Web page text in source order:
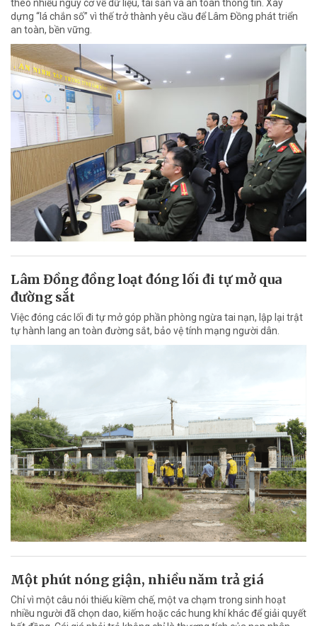
theo nhiều nguy cơ về dữ liệu, tài sản và an toàn thông tin. Xây
dựng “lá chắn số” vì thế trở thành yêu cầu để Lâm Đồng phát triển
an toàn, bền vững.
Lâm Đồng đồng loạt đóng lối đi tự mở qua
đường sắt
Việc đóng các lối đi tự mở góp phần phòng ngừa tai nạn, lập lại trật
tự hành lang an toàn đường sắt, bảo vệ tính mạng người dân.
Một phút nóng giận, nhiều năm trả giá
Chỉ vì một câu nói thiếu kiềm chế, một va chạm trong sinh hoạt
nhiều người đã chọn dao, kiếm hoặc các hung khí khác để giải quyết